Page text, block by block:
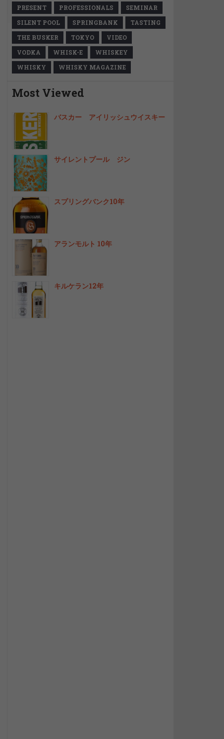
PRESENT
PROFESSIONALS
SEMINAR
SILENT POOL
SPRINGBANK
TASTING
THE BUSKER
TOKYO
VIDEO
VODKA
WHISK-E
WHISKEY
WHISKY
WHISKY MAGAZINE
Most Viewed
バスカー アイリッシュウイスキー
サイレントプール ジン
スプリングバンク10年
アランモルト 10年
キルケラン12年